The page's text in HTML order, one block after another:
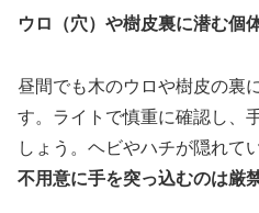
ウロ（穴）や樹皮裏に潜む個
昼間でも木のウロや樹皮の裏
す。ライトで慎重に確認し、
しょう。ヘビやハチが隠れて
不用意に手を突っ込むのは厳